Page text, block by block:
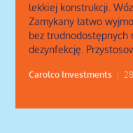
lekkiej konstrukcji.
Zamykany łatwo
bez
dezynfekcję.
Carolco Investments